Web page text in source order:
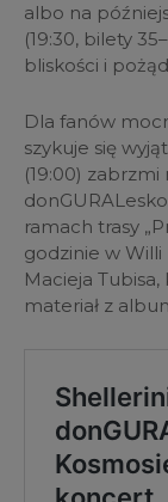
albo na
(19:30, bilety
bliskości i
Dla fanów
szykuje się
(19:00) zabrzmi
ramach trasy
godzinie w
Macieja
materiał z